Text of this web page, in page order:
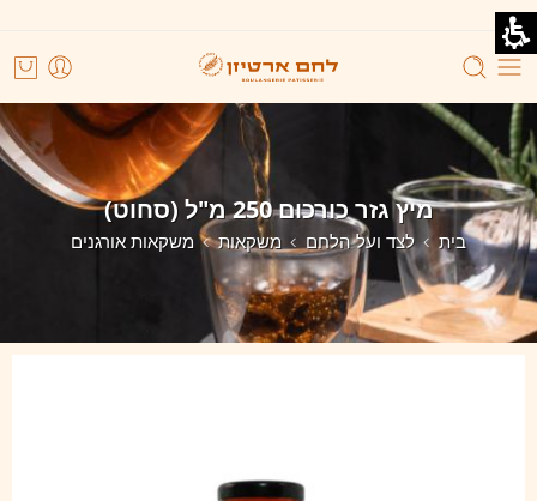
מיץ גזר כורכום 250 מ"ל (סחוט)
בית לצד ועל הלחם משקאות משקאות אורגנים